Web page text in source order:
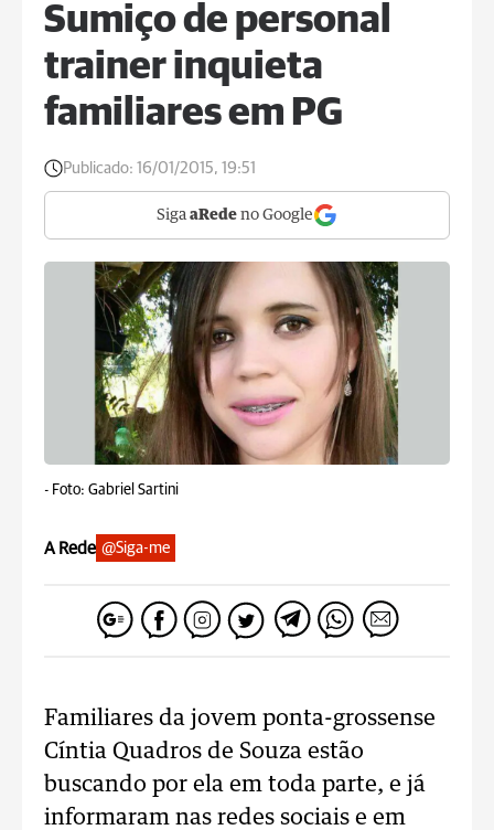
Sumiço de personal
trainer inquieta
familiares em PG
Publicado: 16/01/2015, 19:51
Siga aRede no Google
- Foto: Gabriel Sartini
A Rede @Siga-me
Familiares da jovem ponta-grossense
Cíntia Quadros de Souza estão
buscando por ela em toda parte, e já
informaram nas redes sociais e em